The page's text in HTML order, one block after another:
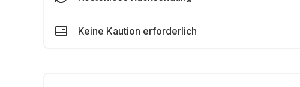
Keine Kaution erforderlich